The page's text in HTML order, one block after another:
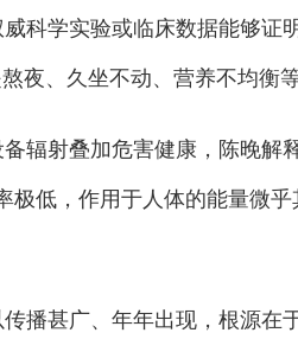
学实验或临床数据能够证
夜、久坐不动、营养不均衡
射叠加危害健康，陈晚解
极低，作用于人体的能量微
甚广、年年出现，根源在